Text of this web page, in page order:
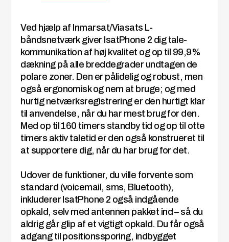
Ved hjælp af Inmarsat/Viasats L-
båndsnetværk giver IsatPhone 2 dig tale-
kommunikation af høj kvalitet og op til 99,9%
dækning på alle breddegrader undtagen de
polare zoner. Den er pålidelig og robust, men
også ergonomisk og nem at bruge; og med
hurtig netværksregistrering er den hurtigt klar
til anvendelse, når du har mest brug for den.
Med op til 160 timers standby tid og op til otte
timers aktiv taletid er den også konstrueret til
at supportere dig, når du har brug for det.
Udover de funktioner, du ville forvente som
standard (voicemail, sms, Bluetooth),
inkluderer IsatPhone 2 også indgående
opkald, selv med antennen pakket ind – så du
aldrig går glip af et vigtigt opkald. Du får også
adgang til positionssporing, indbygget